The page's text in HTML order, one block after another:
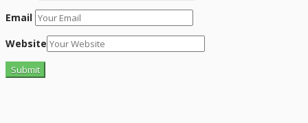
Email
Website